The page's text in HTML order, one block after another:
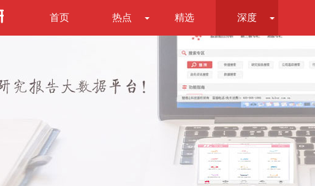
首页 热点 精选 深度